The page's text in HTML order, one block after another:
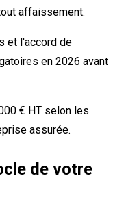
affaissement.
et l'accord de
en 2026 avant
€ HT selon les
assurée.
de votre